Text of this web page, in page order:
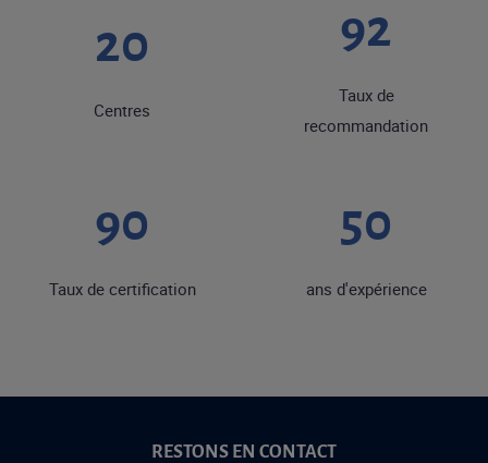
20
Centres
92
Taux de
recommandation
90
Taux de certification
50
ans d'expérience
RESTONS EN CONTACT